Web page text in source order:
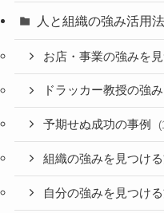
人と組織の強み活用法
お店・事業の強みを
ドラッカー教授の強
予期せぬ成功の事例
組織の強みを見つけ
自分の強みを見つけ